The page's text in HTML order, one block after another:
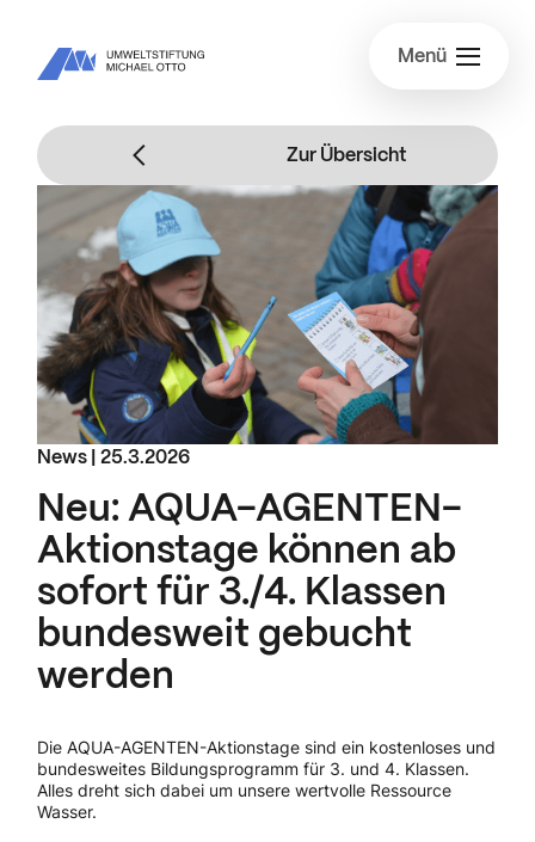
Menü
News | 25.3.2026
Neu: AQUA-AGENTEN-
Aktionstage können ab
sofort für 3./4. Klassen
bundesweit gebucht
werden
Die AQUA-AGENTEN-Aktionstage sind ein kostenloses und
bundesweites Bildungsprogramm für 3. und 4. Klassen.
Alles dreht sich dabei um unsere wertvolle Ressource
Wasser.
Zur Übersicht